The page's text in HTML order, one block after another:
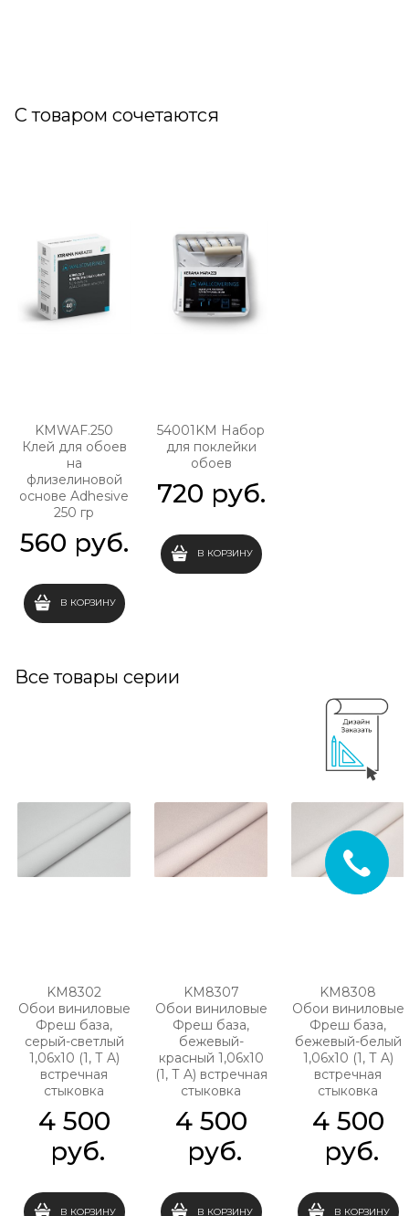
С товаром сочетаются
KMWAF.250
Клей для обоев
на
флизелиновой
основе Adhesive
250 гр
560 руб.
В КОРЗИНУ
54001KM Набор
для поклейки
обоев
720 руб.
В КОРЗИНУ
Все товары серии
KM8302
Обои виниловые
Фреш база,
серый-светлый
1,06х10 (1, Т A)
встречная
стыковка
4 500
руб.
В КОРЗИНУ
KM8307
Обои виниловые
Фреш база,
бежевый-
красный 1,06х10
(1, Т A) встречная
стыковка
4 500
руб.
В КОРЗИНУ
KM8308
Обои виниловые
Фреш база,
бежевый-белый
1,06х10 (1, Т A)
встречная
стыковка
4 500
руб.
В КОРЗИНУ